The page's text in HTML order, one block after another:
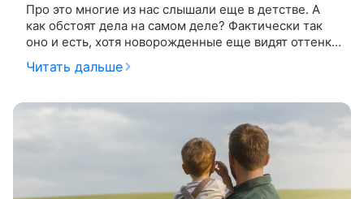
Про это многие из нас слышали еще в детстве. А
как обстоят дела на самом деле? Фактически так
оно и есть, хотя новорожденные еще видят оттенки
серого. Зрение – это не только глаза, но и сложная
сеть нервных
Читать дальше